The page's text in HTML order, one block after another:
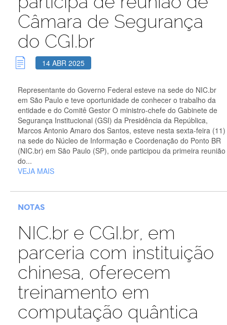
Câmara de Segurança
do CGI.br
14 ABR 2025
Representante do Governo Federal esteve na sede do NIC.br
em São Paulo e teve oportunidade de conhecer o trabalho da
entidade e do Comitê Gestor O ministro-chefe do Gabinete de
Segurança Institucional (GSI) da Presidência da República,
Marcos Antonio Amaro dos Santos, esteve nesta sexta-feira (11)
na sede do Núcleo de Informação e Coordenação do Ponto BR
(NIC.br) em São Paulo (SP), onde participou da primeira reunião
do...
VEJA MAIS
NOTAS
NIC.br e CGI.br, em
parceria com instituição
chinesa, oferecem
treinamento em
computação quântica